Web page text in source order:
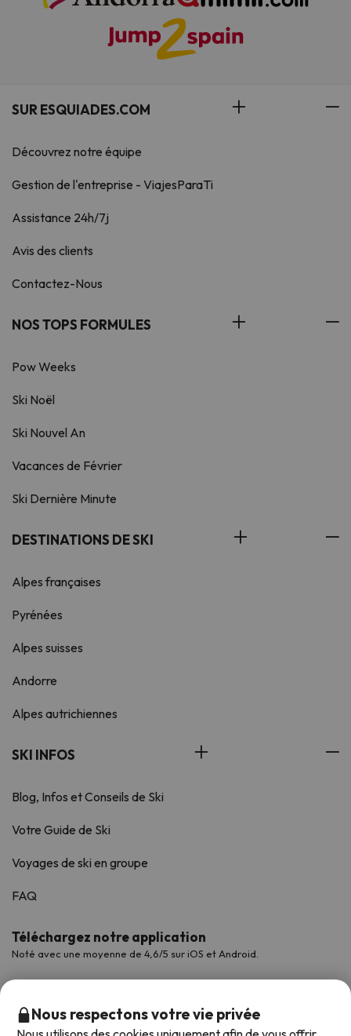
SUR ESQUIADES.COM
Découvrez notre équipe
Gestion de l'entreprise - ViajesParaTi
Assistance 24h/7j
Avis des clients
Contactez-Nous
NOS TOPS FORMULES
Pow Weeks
Ski Noël
Ski Nouvel An
Vacances de Février
Ski Dernière Minute
DESTINATIONS DE SKI
Alpes françaises
Pyrénées
Alpes suisses
Andorre
Alpes autrichiennes
SKI INFOS
Blog, Infos et Conseils de Ski
Votre Guide de Ski
Voyages de ski en groupe
FAQ
Téléchargez notre application
Noté avec une moyenne de 4,6/5 sur iOS et Android.
Nous respectons votre vie privée